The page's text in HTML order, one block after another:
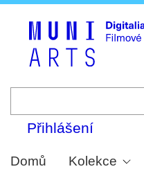
Přihlášení
Domů Kolekce